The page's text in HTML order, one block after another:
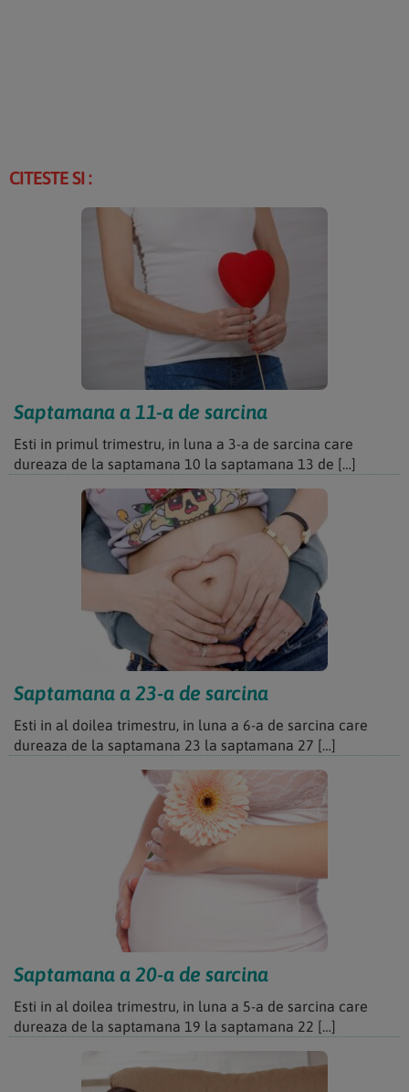
CITESTE SI :
Saptamana a 11-a de sarcina
Esti in primul trimestru, in luna a 3-a de sarcina care
dureaza de la saptamana 10 la saptamana 13 de […]
Saptamana a 23-a de sarcina
Esti in al doilea trimestru, in luna a 6-a de sarcina care
dureaza de la saptamana 23 la saptamana 27 […]
Saptamana a 20-a de sarcina
Esti in al doilea trimestru, in luna a 5-a de sarcina care
dureaza de la saptamana 19 la saptamana 22 […]